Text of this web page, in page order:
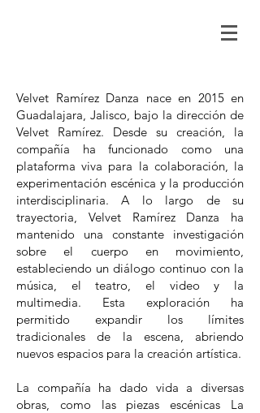
Velvet Ramírez Danza nace en 2015 en
Guadalajara, Jalisco, bajo la dirección de
Velvet Ramírez. Desde su creación, la
compañía ha funcionado como una
plataforma viva para la colaboración, la
experimentación escénica y la producción
interdisciplinaria. A lo largo de su
trayectoria, Velvet Ramírez Danza ha
mantenido una constante investigación
sobre el cuerpo en movimiento,
estableciendo un diálogo continuo con la
música, el teatro, el video y la
multimedia. Esta exploración ha
permitido expandir los límites
tradicionales de la escena, abriendo
nuevos espacios para la creación artística.
La compañía ha dado vida a diversas
obras, como las piezas escénicas La